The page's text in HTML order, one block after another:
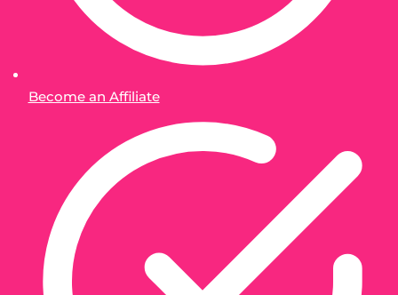
Become an Affiliate